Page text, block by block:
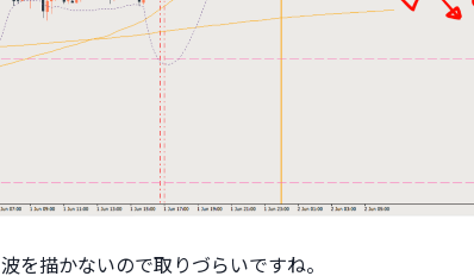
を描かないので取りづらいですね。